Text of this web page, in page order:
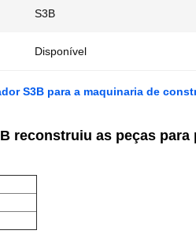
S3B
Disponível
S3B para a maquinaria de
reconstruiu as peças para